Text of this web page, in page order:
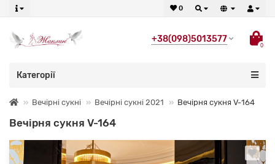
0
+38(098)5013577
0
Категорії
Вечірні сукні Вечірні сукні 2021 Вечірня сукня V-164
Вечірня сукня V-164